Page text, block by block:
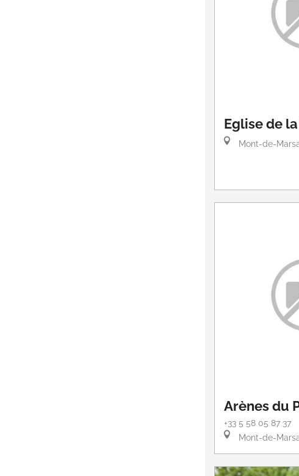
Eglise de
Mont-de-
Arènes du
+33 5 58 05 87 37
Mont-de-